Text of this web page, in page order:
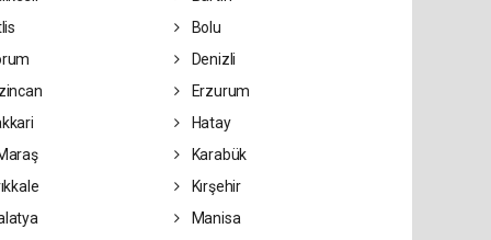
Bolu
Denizli
Erzurum
Hatay
Karabük
Kırşehir
Manisa